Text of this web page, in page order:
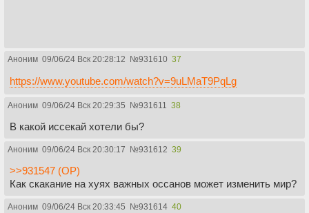
Аноним 09/06/24 Вск 20:28:12 №931610 37
https://www.youtube.com/watch?v=9uLMaT9PqLg
Аноним 09/06/24 Вск 20:29:35 №931611 38
В какой иссекай хотели бы?
Аноним 09/06/24 Вск 20:30:17 №931612 39
>>931547 (OP)
Как скакание на хуях важных оссанов может изменить мир?
Аноним 09/06/24 Вск 20:33:45 №931614 40